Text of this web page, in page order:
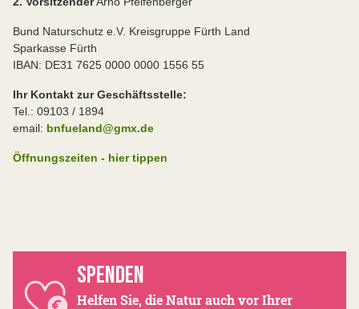
Bund Naturschutz e.V. Kreisgruppe Fürth Land
Sparkasse Fürth
IBAN: DE31 7625 0000 0000 1556 55
Ihr Kontakt zur Geschäftsstelle:
Tel.: 09103 / 1894
email: bnfueland@gmx.de
Öffnungszeiten - hier tippen
SPENDEN
Helfen Sie, die Natur auch vor Ihrer